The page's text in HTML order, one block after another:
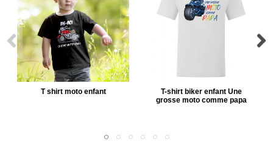
T shirt moto enfant
T-shirt biker enfant Une
grosse moto comme papa